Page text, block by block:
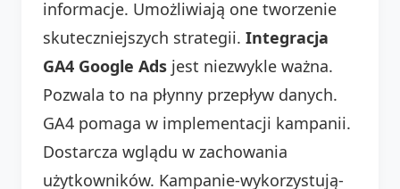
informacje. Umożliwiają one tworzenie
skuteczniejszych strategii. Integracja
GA4 Google Ads jest niezwykle ważna.
Pozwala to na płynny przepływ danych.
GA4 pomaga w implementacji kampanii.
Dostarcza wglądu w zachowania
użytkowników. Kampanie-wykorzystują-